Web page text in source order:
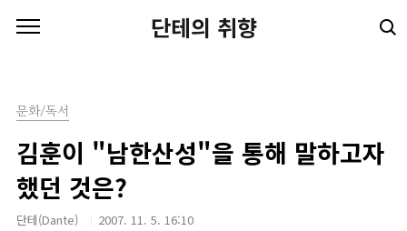
단테의 취향
문화/독서
김훈이 "남한산성"을 통해 말하고자
했던 것은?
단테(Dante) 2007. 11. 5. 16:10